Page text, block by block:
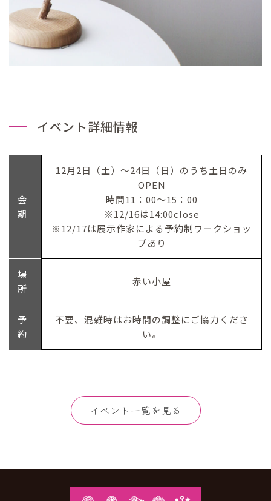
イベント詳細情報
会
期
12月2日（土）～24日（日）のうち土日のみ
OPEN
時間11：00～15：00
※12/16は14:00close
※12/17は展示作家による予約制ワークショッ
プあり
場
所
赤い小屋
予
約
不要、混雑時はお時間の調整にご協力くださ
い。
イベント一覧を見る